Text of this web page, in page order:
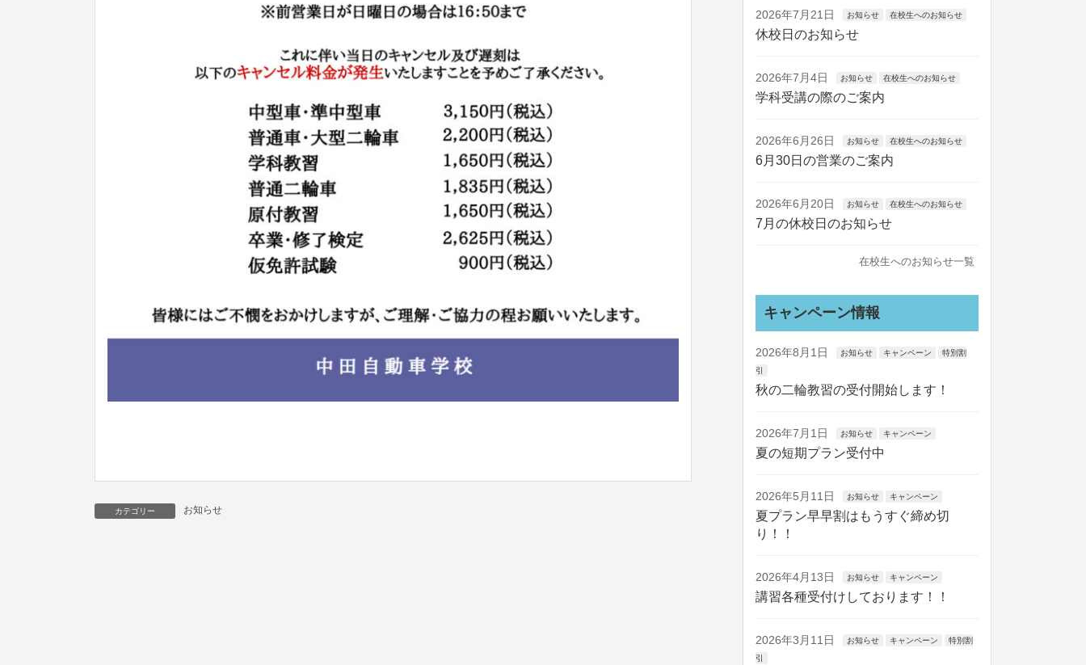
カテゴリー お知らせ
2026年7月21日 お知らせ 在校生へのお知らせ
休校日のお知らせ
2026年7月4日 お知らせ 在校生へのお知らせ
学科受講の際のご案内
2026年6月26日 お知らせ 在校生へのお知らせ
6月30日の営業のご案内
2026年6月20日 お知らせ 在校生へのお知らせ
7月の休校日のお知らせ
在校生へのお知らせ一覧
キャンペーン情報
2026年8月1日 お知らせ キャンペーン
特別割
引
秋の二輪教習の受付開始します！
2026年7月1日 お知らせ キャンペーン
夏の短期プラン受付中
2026年5月11日 お知らせ キャンペーン
夏プラン早早割はもうすぐ締め切
り！！
2026年4月13日 お知らせ キャンペーン
講習各種受付けしております！！
2026年3月11日 お知らせ キャンペーン
特別割
引